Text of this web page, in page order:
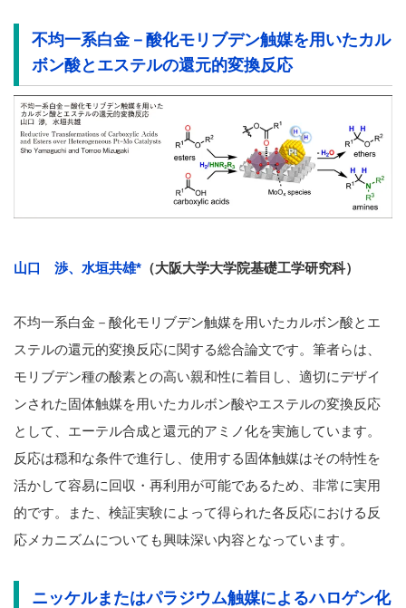
不均一系白金－酸化モリブデン触媒を用いたカル
ボン酸とエステルの還元的変換反応
山口 渉、水垣共雄* （大阪大学大学院基礎工学研究科）
不均一系白金－酸化モリブデン触媒を用いたカルボン酸とエ
ステルの還元的変換反応に関する総合論文です。筆者らは、
モリブデン種の酸素との高い親和性に着目し、適切にデザイ
ンされた固体触媒を用いたカルボン酸やエステルの変換反応
として、エーテル合成と還元的アミノ化を実施しています。
反応は穏和な条件で進行し、使用する固体触媒はその特性を
活かして容易に回収・再利用が可能であるため、非常に実用
的です。また、検証実験によって得られた各反応における反
応メカニズムについても興味深い内容となっています。
ニッケルまたはパラジウム触媒によるハロゲン化